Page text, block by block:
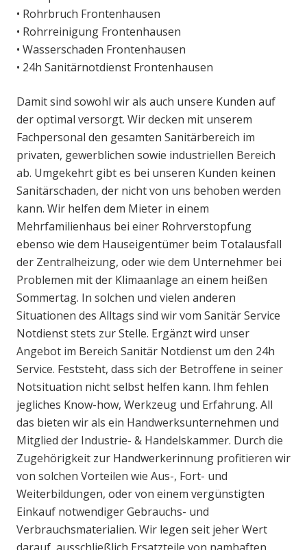
• Rohrbruch Frontenhausen
• Rohrreinigung Frontenhausen
• Wasserschaden Frontenhausen
• 24h Sanitärnotdienst Frontenhausen
Damit sind sowohl wir als auch unsere Kunden auf
der optimal versorgt. Wir decken mit unserem
Fachpersonal den gesamten Sanitärbereich im
privaten, gewerblichen sowie industriellen Bereich
ab. Umgekehrt gibt es bei unseren Kunden keinen
Sanitärschaden, der nicht von uns behoben werden
kann. Wir helfen dem Mieter in einem
Mehrfamilienhaus bei einer Rohrverstopfung
ebenso wie dem Hauseigentümer beim Totalausfall
der Zentralheizung, oder wie dem Unternehmer bei
Problemen mit der Klimaanlage an einem heißen
Sommertag. In solchen und vielen anderen
Situationen des Alltags sind wir vom Sanitär Service
Notdienst stets zur Stelle. Ergänzt wird unser
Angebot im Bereich Sanitär Notdienst um den 24h
Service. Feststeht, dass sich der Betroffene in seiner
Notsituation nicht selbst helfen kann. Ihm fehlen
jegliches Know-how, Werkzeug und Erfahrung. All
das bieten wir als ein Handwerksunternehmen und
Mitglied der Industrie- & Handelskammer. Durch die
Zugehörigkeit zur Handwerkerinnung profitieren wir
von solchen Vorteilen wie Aus-, Fort- und
Weiterbildungen, oder von einem vergünstigten
Einkauf notwendiger Gebrauchs- und
Verbrauchsmaterialien. Wir legen seit jeher Wert